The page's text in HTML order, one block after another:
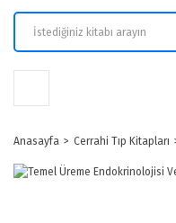
Anasayfa Cerrahi Tıp Kitapları